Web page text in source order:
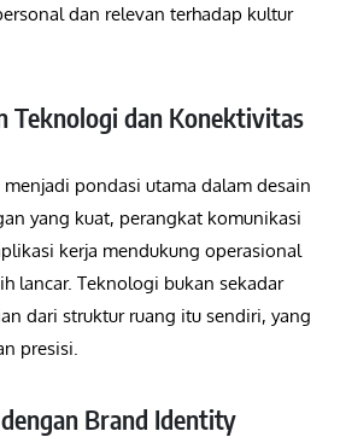
dan relevan terhadap kultur
Teknologi dan Konektivitas
pondasi utama dalam desain
yang kuat, perangkat komunikasi
kerja mendukung operasional
lancar. Teknologi bukan sekadar
dari struktur ruang itu sendiri, yang
presisi.
Brand Identity